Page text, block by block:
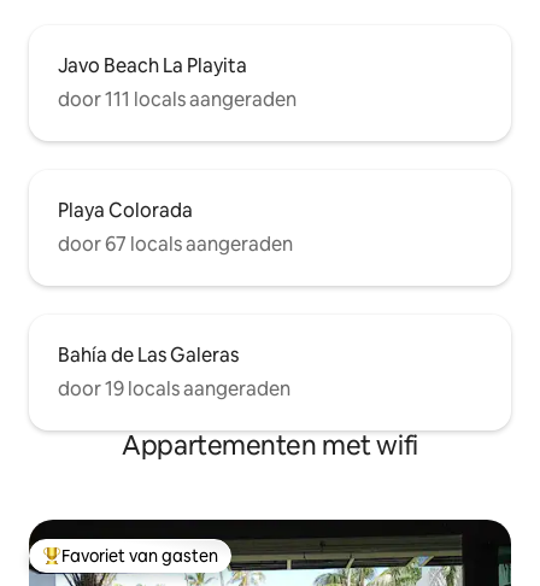
Javo Beach La Playita
door 111 locals aangeraden
Playa Colorada
door 67 locals aangeraden
Bahía de Las Galeras
door 19 locals aangeraden
Appartementen met wifi
Topfavoriet van gasten
Favoriet van gasten